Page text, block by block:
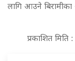
लागि आउने
प्रकाशित